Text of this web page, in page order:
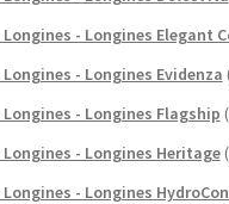
Longines - Longines Elegant
- Longines Evidenza
Longines - Longines Flagship
Longines - Longines Heritage
Longines - Longines